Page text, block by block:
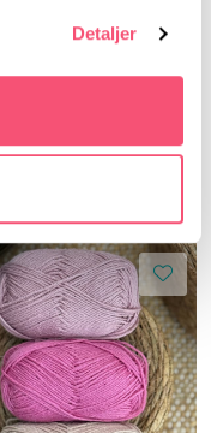
Detaljer
125,00
DETTE